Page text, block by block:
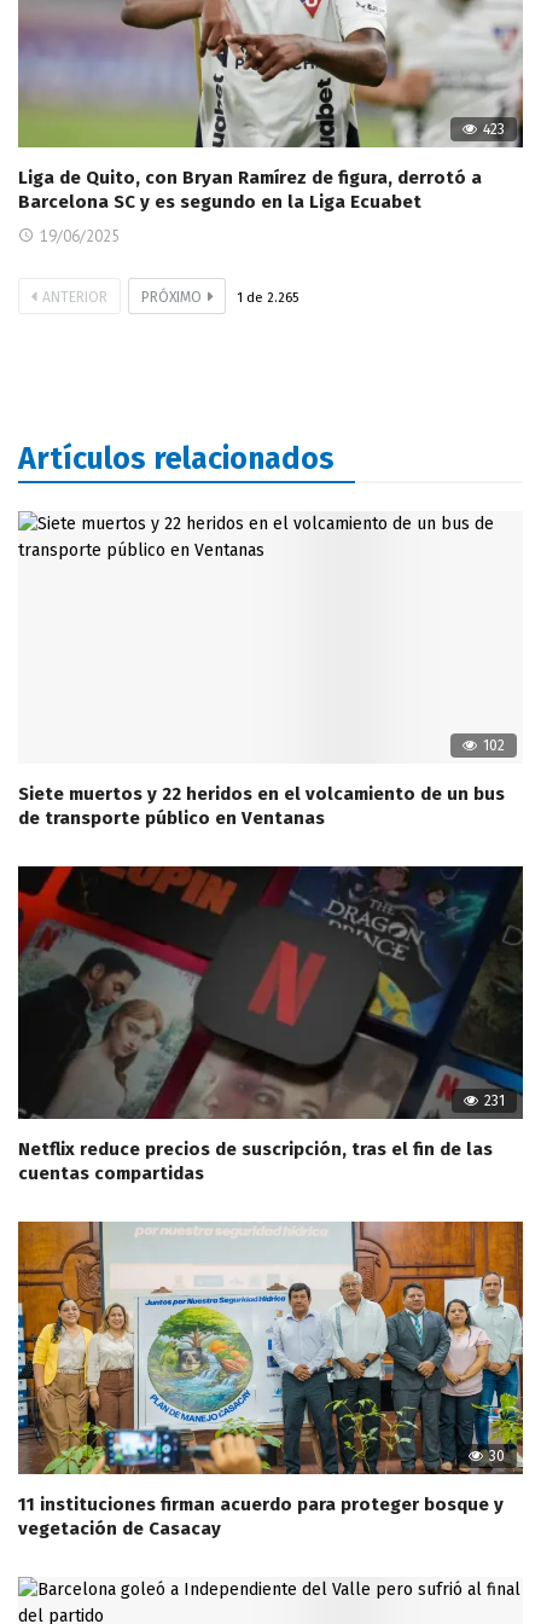
423
Liga de Quito, con Bryan Ramírez de figura, derrotó a
Barcelona SC y es segundo en la Liga Ecuabet
19/06/2025
ANTERIOR PRÓXIMO 1 de 2.265
Artículos relacionados
102
Siete muertos y 22 heridos en el volcamiento de un bus
de transporte público en Ventanas
231
Netflix reduce precios de suscripción, tras el fin de las
cuentas compartidas
30
11 instituciones firman acuerdo para proteger bosque y
vegetación de Casacay